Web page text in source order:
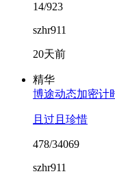
14/923
szhr911
20天前
精华
博途动态加密计
且过且珍惜
478/34069
szhr911